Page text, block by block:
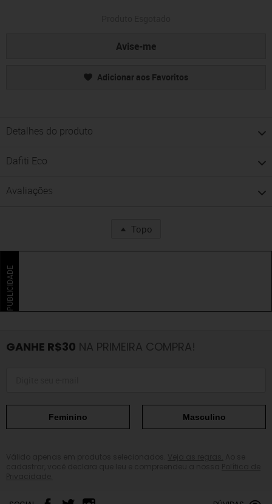
Avise-me
Adicionar aos Favoritos
Detalhes do produto
Dafiti Eco
Avaliações
Topo
PUBLICIDADE
GANHE R$30 NA PRIMEIRA COMPRA!
Feminino Masculino